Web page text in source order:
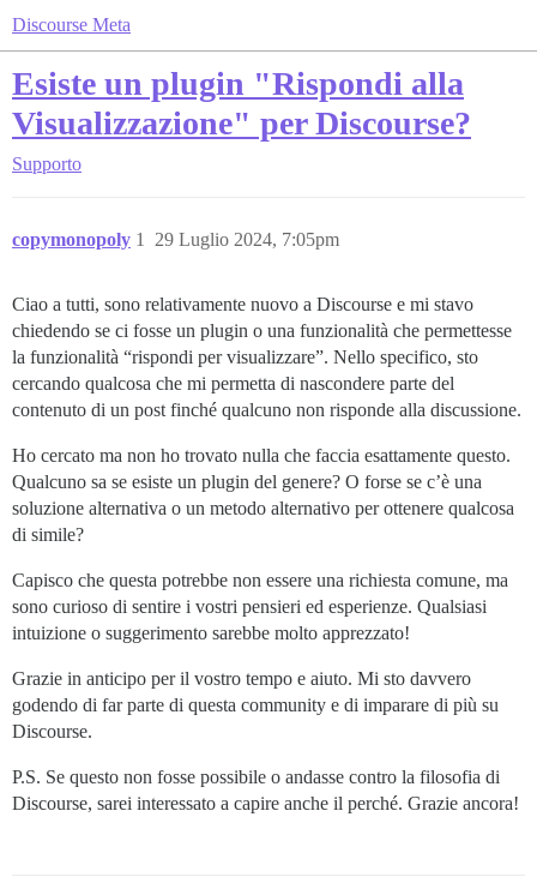
Discourse Meta
Esiste un plugin "Rispondi alla
Visualizzazione" per Discourse?
Supporto
copymonopoly 29 Luglio 2024, 7:05pm
1
Ciao a tutti, sono relativamente nuovo a Discourse e mi stavo
chiedendo se ci fosse un plugin o una funzionalità che permettesse
la funzionalità “rispondi per visualizzare”. Nello specifico, sto
cercando qualcosa che mi permetta di nascondere parte del
contenuto di un post finché qualcuno non risponde alla discussione.
Ho cercato ma non ho trovato nulla che faccia esattamente questo.
Qualcuno sa se esiste un plugin del genere? O forse se c’è una
soluzione alternativa o un metodo alternativo per ottenere qualcosa
di simile?
Capisco che questa potrebbe non essere una richiesta comune, ma
sono curioso di sentire i vostri pensieri ed esperienze. Qualsiasi
intuizione o suggerimento sarebbe molto apprezzato!
Grazie in anticipo per il vostro tempo e aiuto. Mi sto davvero
godendo di far parte di questa community e di imparare di più su
Discourse.
P.S. Se questo non fosse possibile o andasse contro la filosofia di
Discourse, sarei interessato a capire anche il perché. Grazie ancora!